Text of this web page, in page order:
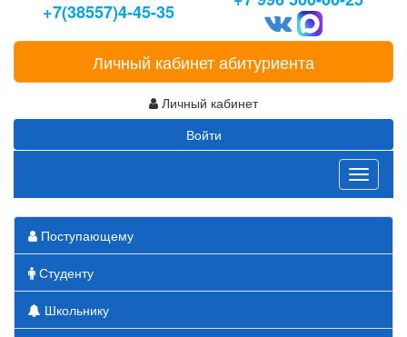
+7(38557)4-45-35
Личный кабинет абитуриента
Личный кабинет
Войти
Toggle
Поступающему
Студенту
Школьнику